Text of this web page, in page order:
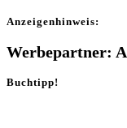
Anzei­gen­hin­weis:
Werbepartner:
Buchtipp!